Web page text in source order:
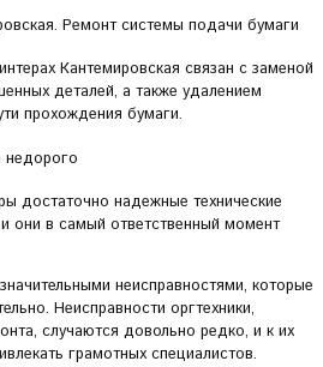
Ремонт системы подачи бумаги
Кантемировская связан с заменой
деталей, а также удалением
прохождения бумаги.
недорого
достаточно надежные технические
они в самый ответственный момент
неисправностями, которые
Неисправности оргтехники,
случаются довольно редко, и к их
грамотных специалистов.